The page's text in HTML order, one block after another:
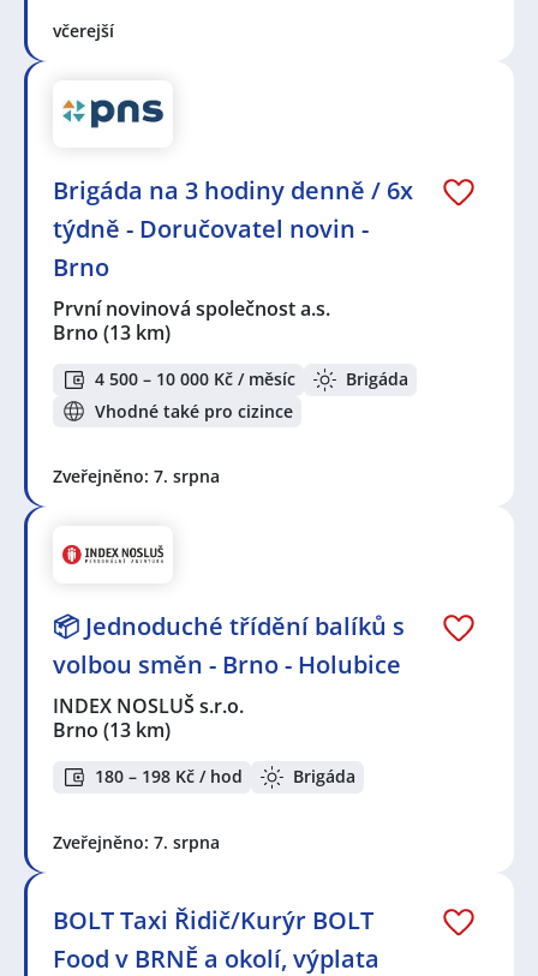
včerejší
Brigáda na 3 hodiny denně / 6x
týdně - Doručovatel novin -
Brno
První novinová společnost a.s.
Brno (13 km)
4 500 – 10 000 Kč / měsíc
Brigáda
Vhodné také pro cizince
Zveřejněno: 7. srpna
📦 Jednoduché třídění balíků s
volbou směn - Brno - Holubice
INDEX NOSLUŠ s.r.o.
Brno (13 km)
180 – 198 Kč / hod Brigáda
Zveřejněno: 7. srpna
BOLT Taxi Řidič/Kurýr BOLT
Food v BRNĚ a okolí, výplata